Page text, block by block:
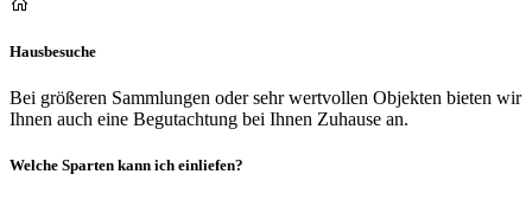
Hausbesuche
Bei größeren Sammlungen oder sehr wertvollen Objekten bieten wir
Ihnen auch eine Begutachtung bei Ihnen Zuhause an.
Welche Sparten kann ich einliefen?